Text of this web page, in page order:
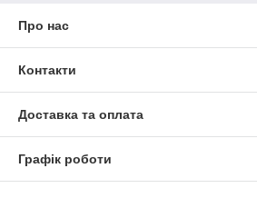
Про нас
Контакти
Доставка та оплата
Графік роботи